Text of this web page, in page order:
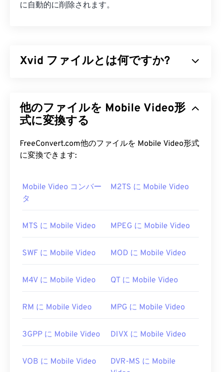
に自動的に削除されます。
Xvid ファイルとは何ですか?
ア向けの無料ライセンス）に基づいて公開されてお
り、ISO MPEG-4規格
オープンソースソフトウェアの利点の一つは、コー
ドを閲覧してマルウェアの有無を確認できることで
のようなフリーソフトウェアを使用する場合に有効
です。
Xvid ファイルを開くにはどうすれ
オープンソース
ソフトウェアであるXvidは、ほぼす
DivXはXvidをPC向けに開発しましたが、Mac OS
バージョンはWindows XP SP3以降で動作します。
しては 、VLCメディアプレーヤーやMPlayerなどが
ニューをサポートしていませんが、それらを提供す
他のファイルを Mobile Video形
式に変換する
FreeConvert.com他のファイルを Mobile Video形式
に変換できます:
Mobile Video コンバー
タ
M2TS に Mobile Video
MTS に Mobile Video MPEG に Mobile Video
SWF に Mobile Video MOD に Mobile Video
M4V に Mobile Video QT に Mobile Video
RM に Mobile Video MPG に Mobile Video
3GPP に Mobile Video DIVX に Mobile Video
VOB に Mobile Video
DVR-MS に Mobile